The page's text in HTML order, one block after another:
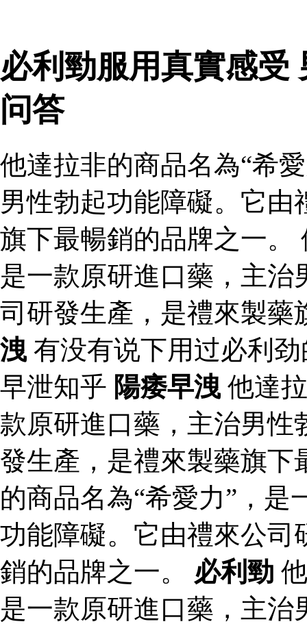
必利勁服用真實感受
问答
他達拉非的商品名為“希
男性勃起功能障礙。它
旗下最暢銷的品牌之一。
是一款原研進口藥，主
司研發生產，是禮來製藥
洩 有没有说下用过必利
早泄知乎 陽痿早洩 他達
款原研進口藥，主治男性
發生產，是禮來製藥旗下
的商品名為“希愛力”，
功能障礙。它由禮來公司
銷的品牌之一。 必利勁
是一款原研進口藥，主